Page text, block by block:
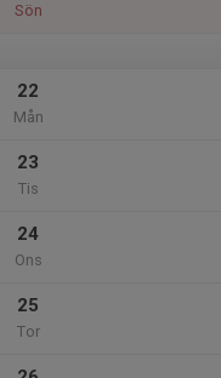
Sön
22
Mån
23
Tis
24
Ons
25
Tor